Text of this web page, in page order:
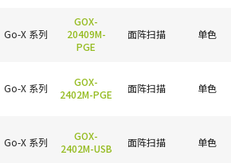
Go-X 系列
GOX-
20409M-
PGE
面阵扫描 单色
Go-X 系列
GOX-
2402M-PGE
面阵扫描 单色
Go-X 系列
GOX-
2402M-USB
面阵扫描 单色